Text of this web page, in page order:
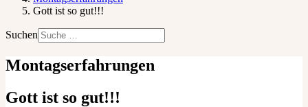
Gott ist so gut!!!
Suchen
Montagserfahrungen
Gott ist so gut!!!